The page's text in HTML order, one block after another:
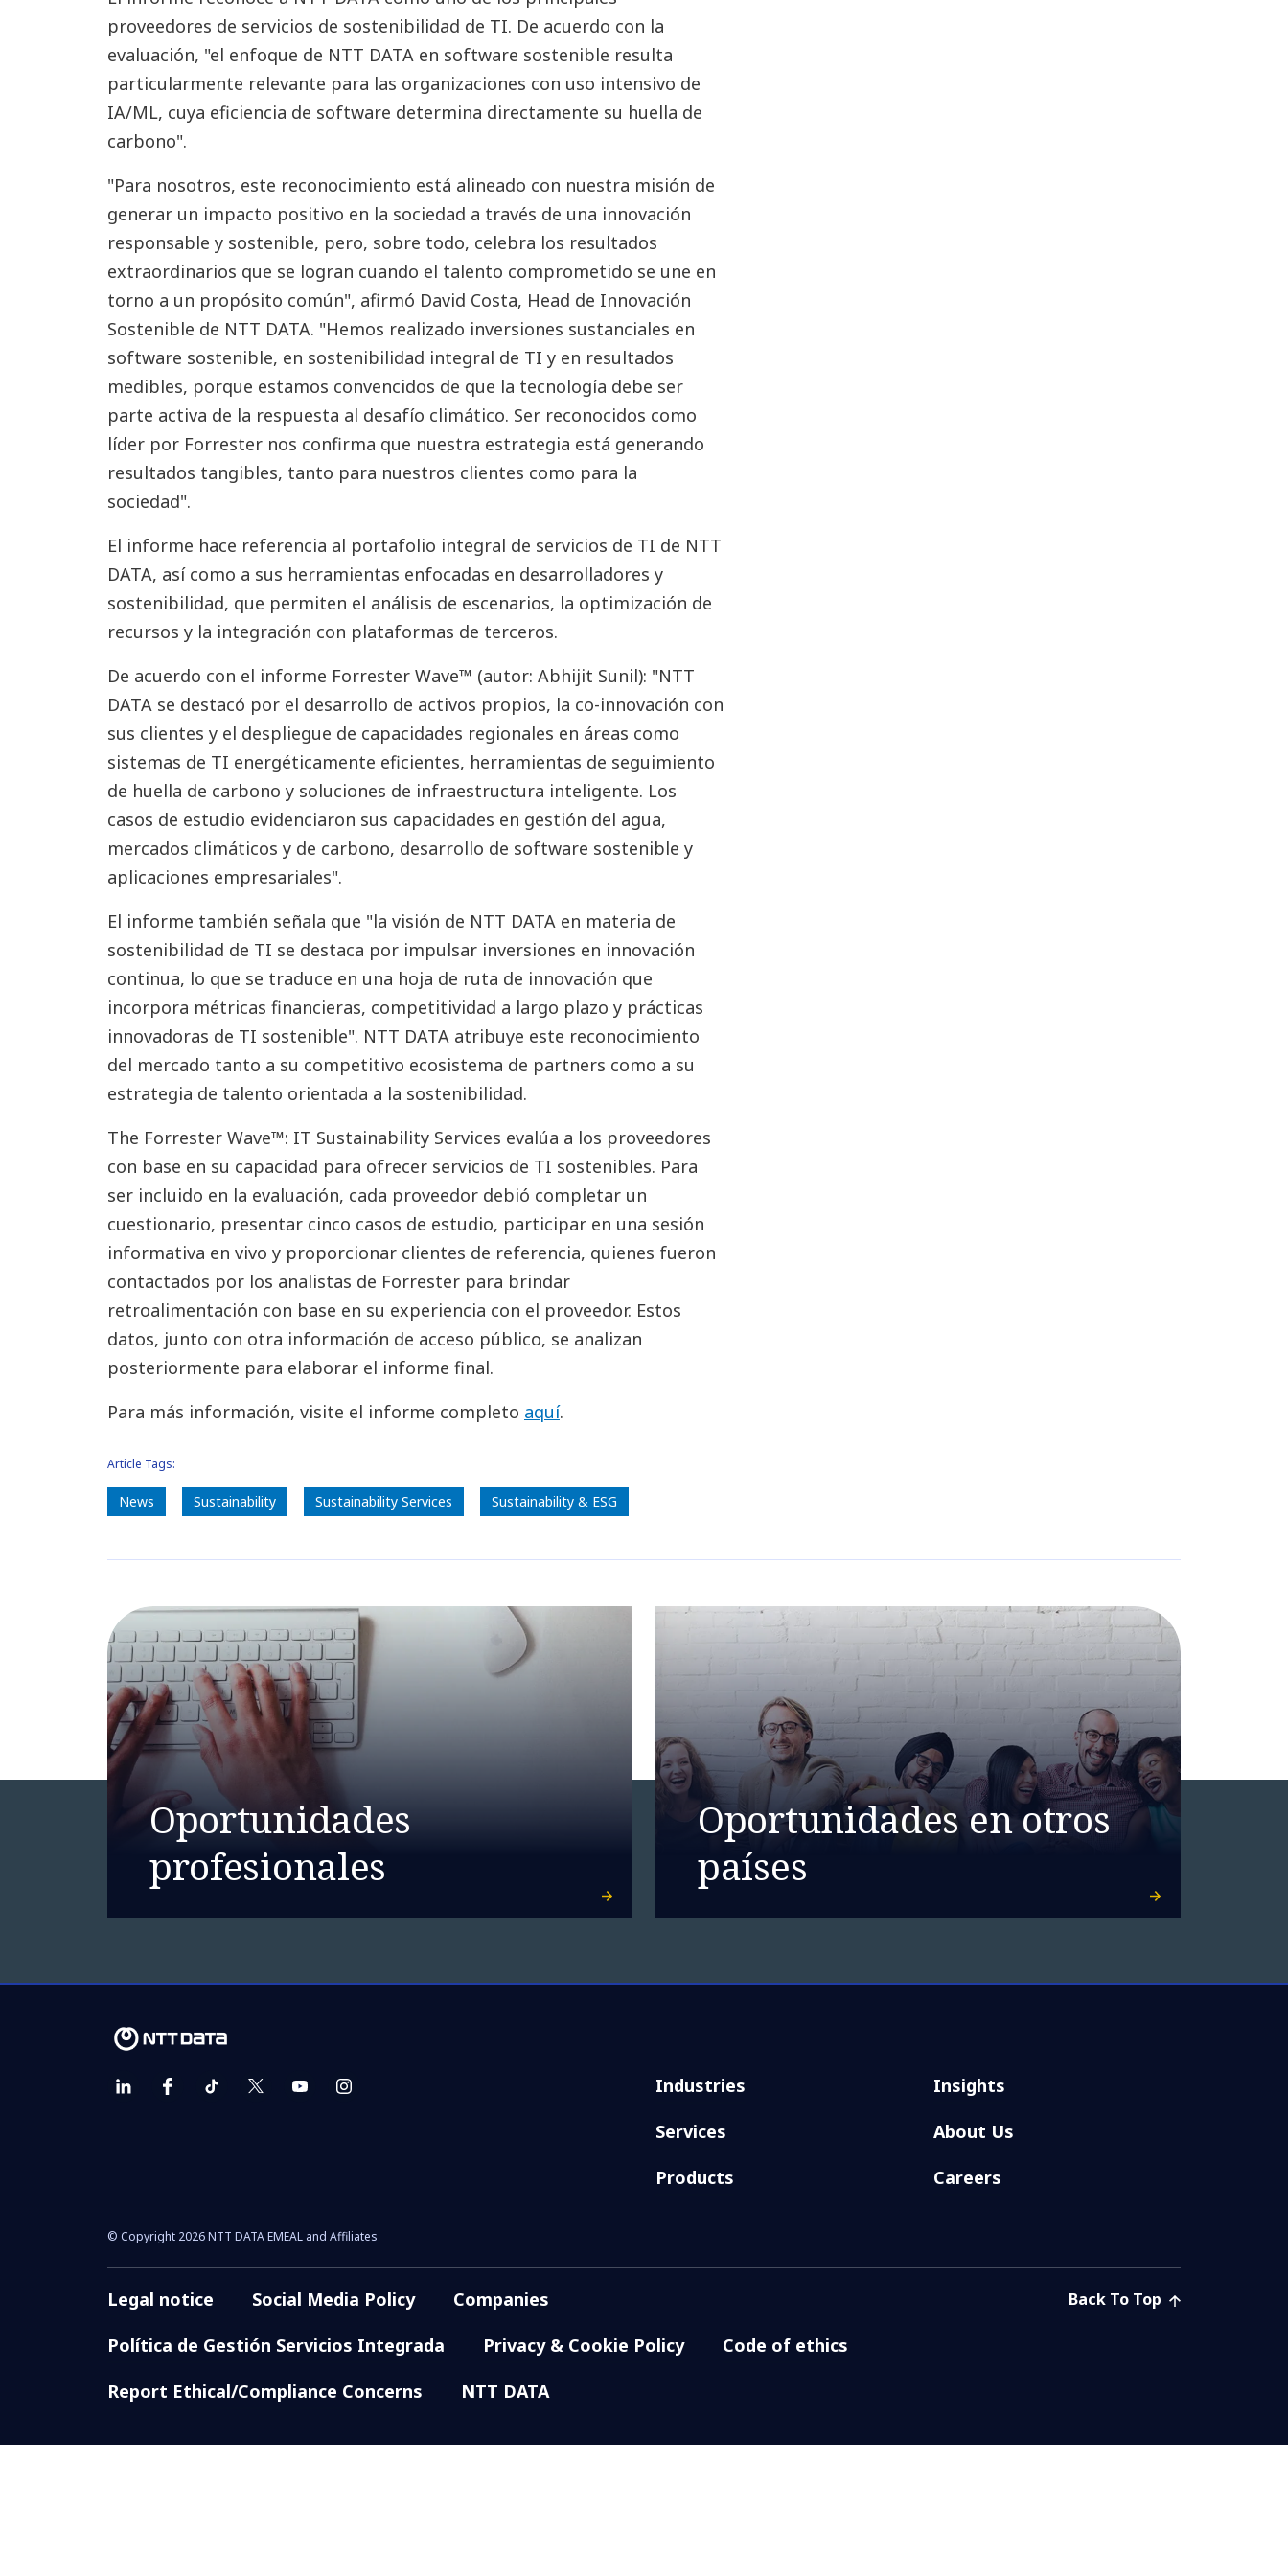
proveedores de servicios de sostenibilidad de TI. De acuerdo con la
evaluación, "el enfoque de NTT DATA en software sostenible resulta
particularmente relevante para las organizaciones con uso intensivo de
IA/ML, cuya eficiencia de software determina directamente su huella de
carbono".
"Para nosotros, este reconocimiento está alineado con nuestra misión de
generar un impacto positivo en la sociedad a través de una innovación
responsable y sostenible, pero, sobre todo, celebra los resultados
extraordinarios que se logran cuando el talento comprometido se une en
torno a un propósito común", afirmó David Costa, Head de Innovación
Sostenible de NTT DATA. "Hemos realizado inversiones sustanciales en
software sostenible, en sostenibilidad integral de TI y en resultados
medibles, porque estamos convencidos de que la tecnología debe ser
parte activa de la respuesta al desafío climático. Ser reconocidos como
líder por Forrester nos confirma que nuestra estrategia está generando
resultados tangibles, tanto para nuestros clientes como para la
sociedad".
El informe hace referencia al portafolio integral de servicios de TI de NTT
DATA, así como a sus herramientas enfocadas en desarrolladores y
sostenibilidad, que permiten el análisis de escenarios, la optimización de
recursos y la integración con plataformas de terceros.
De acuerdo con el informe Forrester Wave™ (autor: Abhijit Sunil): "NTT
DATA se destacó por el desarrollo de activos propios, la co-innovación con
sus clientes y el despliegue de capacidades regionales en áreas como
sistemas de TI energéticamente eficientes, herramientas de seguimiento
de huella de carbono y soluciones de infraestructura inteligente. Los
casos de estudio evidenciaron sus capacidades en gestión del agua,
mercados climáticos y de carbono, desarrollo de software sostenible y
aplicaciones empresariales".
El informe también señala que "la visión de NTT DATA en materia de
sostenibilidad de TI se destaca por impulsar inversiones en innovación
continua, lo que se traduce en una hoja de ruta de innovación que
incorpora métricas financieras, competitividad a largo plazo y prácticas
innovadoras de TI sostenible". NTT DATA atribuye este reconocimiento
del mercado tanto a su competitivo ecosistema de partners como a su
estrategia de talento orientada a la sostenibilidad.
The Forrester Wave™: IT Sustainability Services evalúa a los proveedores
con base en su capacidad para ofrecer servicios de TI sostenibles. Para
ser incluido en la evaluación, cada proveedor debió completar un
cuestionario, presentar cinco casos de estudio, participar en una sesión
informativa en vivo y proporcionar clientes de referencia, quienes fueron
contactados por los analistas de Forrester para brindar
retroalimentación con base en su experiencia con el proveedor. Estos
datos, junto con otra información de acceso público, se analizan
posteriormente para elaborar el informe final.
Para más información, visite el informe completo aquí.
Article Tags:
News Sustainability Sustainability Services Sustainability & ESG
Oportunidades
profesionales
Oportunidades en otros
países
Industries
Services
Products
Insights
About Us
Careers
© Copyright 2026 NTT DATA EMEAL and Affiliates
Legal notice Social Media Policy
Companies
Política de Gestión Servicios Integrada
Privacy & Cookie Policy
Code of ethics
Report Ethical/Compliance Concerns
NTT DATA
Back To Top